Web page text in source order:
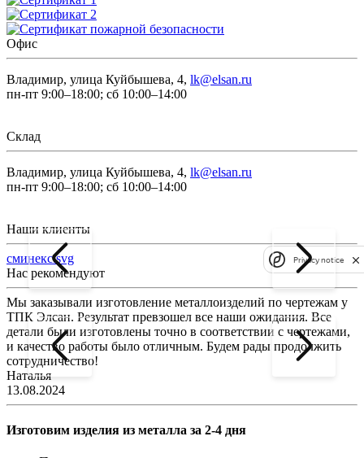
Офис
Владимир, улица Куйбышева, 4, lk@elsan.ru
пн-пт 9:00–18:00; сб 10:00–14:00
Склад
Владимир, улица Куйбышева, 4, lk@elsan.ru
пн-пт 9:00–18:00; сб 10:00–14:00
Наши клиенты
сминекс.svg
Нас рекомендуют
Мы заказывали изготовление металлоизделий по чертежам у
ТПК Элсан. Результат превзошел все наши ожидания. Все
детали были изготовлены точно в соответствии с чертежами,
и качество работы было отличным. Будем рады продолжить
сотрудничество!
Наталья
13.08.2024
Изготовим изделия из металла за 2-4 дня
Privacy notice